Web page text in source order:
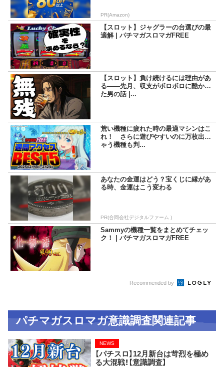
PR(Amazon)
【スロット】ジャグラーの台選びの最
適解 | パチマガスロマガFREE
【スロット】負け続けるには理由があ
る――先月、収支がボロボロに酷かっ
た男の話 |...
荒い機種に疲れた時の最適マシンはこ
れ！ さらに遊びやすいのに万枚出ち
ゃう機種も判...
あなたの金運はどう？宝くじに縁があ
る時、金運はこう変わる
PR(合同会社デジタルファーム )
Sammyの機種一覧をまとめてチェッ
ク！ | パチマガスロマガFREE
Recommended by
パチマガスロマガ意識調査関連記事
【パチスロ】12月新台は苛烈を極め
る大混戦！【意識調査】
NEWS